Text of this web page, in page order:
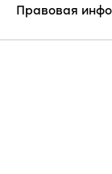
Правовая